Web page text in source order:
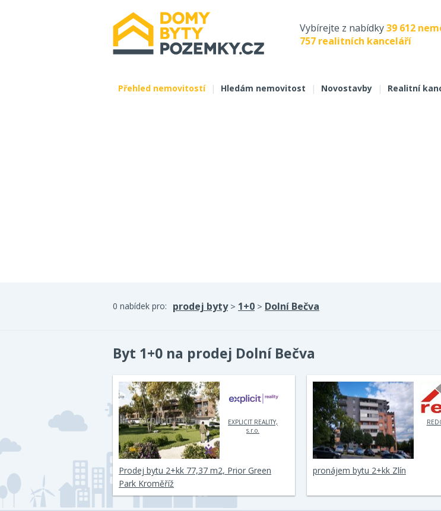
Vybírejte z nabídky39 612
757 realitních kanceláří
Přehled nemovitostí | Hledám nemovitost | Novostavby | Realitní
0 nabídek pro: prodej byty> 1+0 > Dolní Bečva
Byt 1+0 na prodej Dolní Bečva
EXPLICIT REALITY,
s.r.o.
Prodej bytu 2+kk 77,37 m2, Prior Green
Park Kroměříž
pronájem bytu 2+kk Zlín